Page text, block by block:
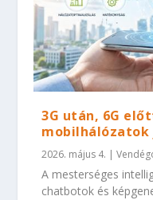
3G után, 6G
2026. május 4. |
A mesterséges
chatbotok és